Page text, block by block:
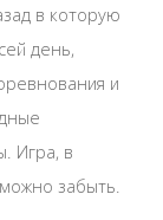
в которую
день,
и
Игра, в
забыть.